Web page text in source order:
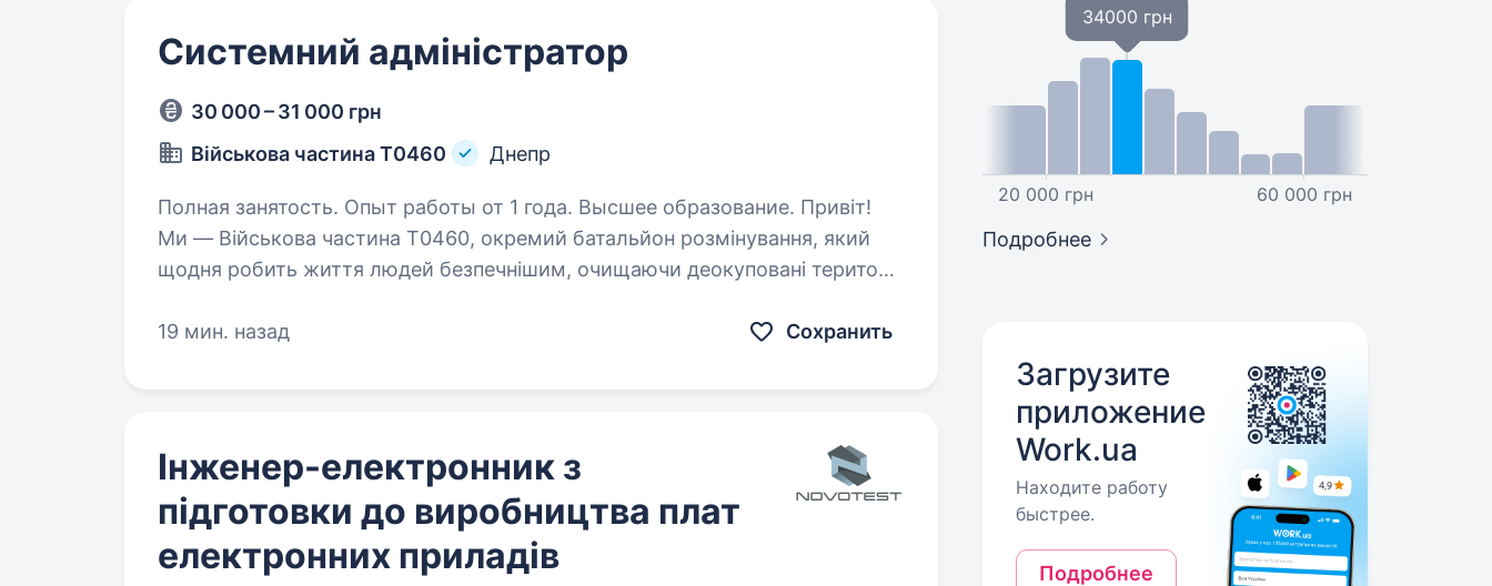
Системний адміністратор
30 000 – 31 000 грн
Військова частина Т0460
Днепр
Полная занятость. Опыт работы от 1 года. Высшее образование. Привіт!
Ми — Військова частина Т0460, окремий батальйон розмінування, який
щодня робить життя людей безпечнішим, очищаючи деокуповані території
19 мин. назад
Сохранить
Інженер-електронник з
підготовки до виробництва плат
електронних приладів
20 000 грн
34000 грн
60 000 грн
Подробнее
Загрузите
приложение
Work.ua
Находите работу
быстрее.
Подробнее